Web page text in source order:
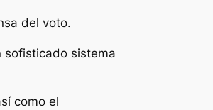
del voto.
sofisticado sistema
como el